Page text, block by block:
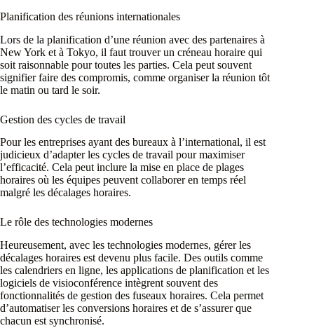
Planification des réunions internationales
Lors de la planification d’une réunion avec des partenaires à
New York et à Tokyo, il faut trouver un créneau horaire qui
soit raisonnable pour toutes les parties. Cela peut souvent
signifier faire des compromis, comme organiser la réunion tôt
le matin ou tard le soir.
Gestion des cycles de travail
Pour les entreprises ayant des bureaux à l’international, il est
judicieux d’adapter les cycles de travail pour maximiser
l’efficacité. Cela peut inclure la mise en place de plages
horaires où les équipes peuvent collaborer en temps réel
malgré les décalages horaires.
Le rôle des technologies modernes
Heureusement, avec les technologies modernes, gérer les
décalages horaires est devenu plus facile. Des outils comme
les calendriers en ligne, les applications de planification et les
logiciels de visioconférence intègrent souvent des
fonctionnalités de gestion des fuseaux horaires. Cela permet
d’automatiser les conversions horaires et de s’assurer que
chacun est synchronisé.